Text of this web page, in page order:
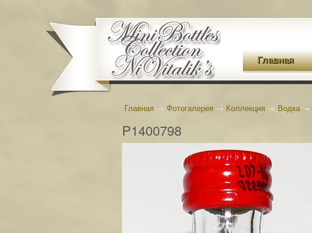
Главная
Главная → Фотогалерея → Коллекция → Водка→
P1400798